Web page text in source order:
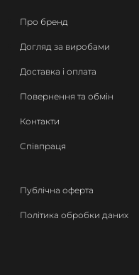
Про бренд
Догляд за виробами
Доставка і оплата
Повернення та обмін
Контакти
Співпраця
Публічна оферта
Політика обробки даних